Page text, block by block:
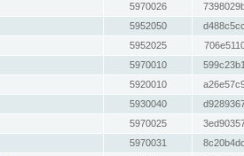
5970026
5952050
5952025
5970010
5920010
5930040
5970025
5970031